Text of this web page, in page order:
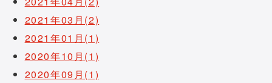
2021年03月(2)
2021年01月(1)
2020年10月(1)
2020年09月(1)